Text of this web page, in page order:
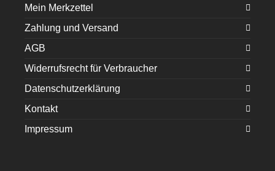
Mein Merkzettel
Zahlung und Versand
AGB
Widerrufsrecht für Verbraucher
Datenschutzerklärung
Kontakt
Impressum